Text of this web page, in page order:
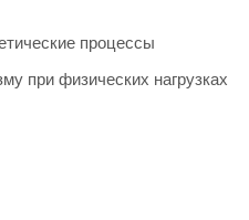
процессы
при физических нагрузках